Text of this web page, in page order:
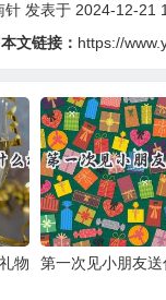
针 发表于 2024-12-21
文链接： https://
物
第一次见小朋友